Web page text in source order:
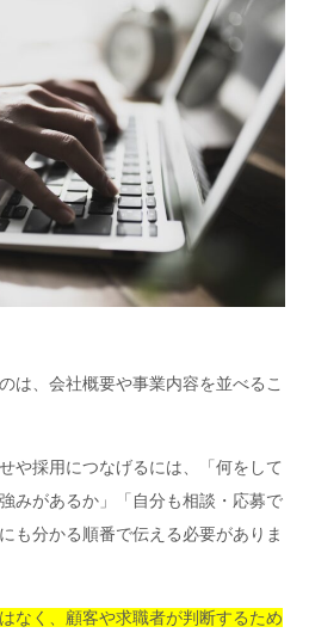
は、会社概要や事業内容を並べるこ
や採用につなげるには、「何をして
みがあるか」「自分も相談・応募で
も分かる順番で伝える必要がありま
なく、顧客や求職者が判断するため